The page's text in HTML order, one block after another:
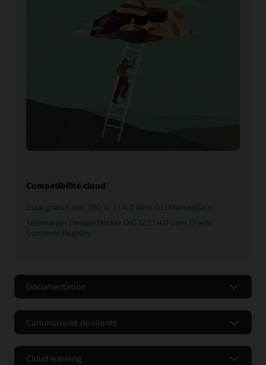
Compatibilité cloud
Essai gratuit avec OIG 12.2.1.4.0 dans OCI Marketplace
Télécharger l'image Docker OIG 12.2.1.4.0 dans Oracle
Container Registry
Documentation
Communauté de clients
Cloud learning